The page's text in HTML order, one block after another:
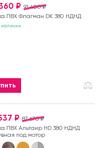
91 400 ₽
₽
ПВХ Флагман DK 380 НДНД
наличии
87 670 ₽
₽
ПВХ Альтаир HD 380 НДНД
под мотор